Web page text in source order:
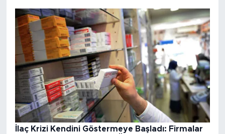
İlaç Krizi Kendini Göstermeye Başladı: Firmalar